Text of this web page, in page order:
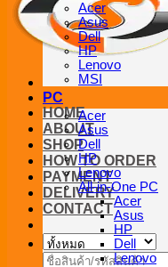
HOME
ABOUT
SHOP
HOW TO ORDER
PAYMENT
DELIVERY
CONTACT
ค้นหา:
Acer
Asus
Dell
HP
Lenovo
MSI
PC
Acer
Asus
Dell
HP
Lenovo
All-in-One PC
Acer
Asus
HP
Dell
Lenovo